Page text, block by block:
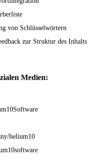
von Schlüsselwörtern
zur Struktur des Inhalts
Medien:
helium10